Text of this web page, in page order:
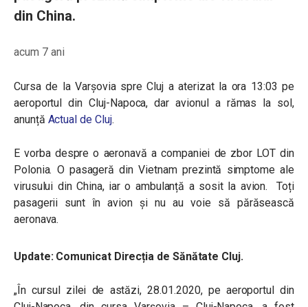
din China.
acum 7 ani
Cursa de la Varșovia spre Cluj a aterizat la ora 13:03 pe
aeroportul din Cluj-Napoca, dar avionul a rămas la sol,
anunță Actual de Cluj.
E vorba despre o aeronavă a companiei de zbor LOT din
Polonia. O pasageră din Vietnam prezintă simptome ale
virusului din China, iar o ambulanță a sosit la avion. Toți
pasagerii sunt în avion și nu au voie să părăsească
aeronava.
Update: Comunicat Direcția de Sănătate Cluj.
„În cursul zilei de astăzi, 28.01.2020, pe aeroportul din